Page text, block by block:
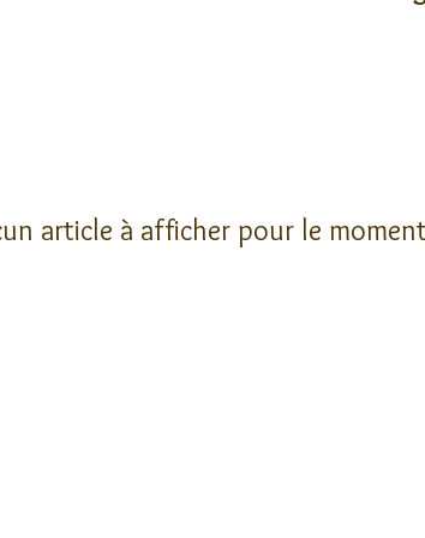
article à afficher pour le